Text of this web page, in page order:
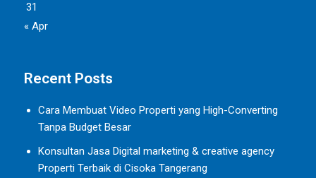
31
« Apr
Recent Posts
Cara Membuat Video Properti yang High-Converting
Tanpa Budget Besar
Konsultan Jasa Digital marketing & creative agency
Properti Terbaik di Cisoka Tangerang